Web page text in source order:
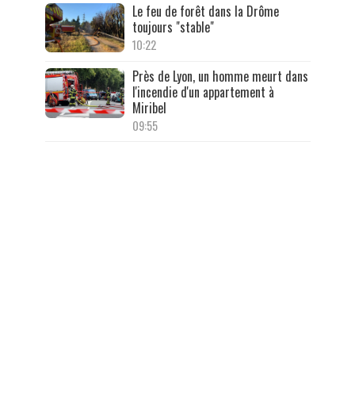
Le feu de forêt dans la Drôme
toujours "stable"
10:22
Près de Lyon, un homme meurt dans
l'incendie d'un appartement à
Miribel
09:55